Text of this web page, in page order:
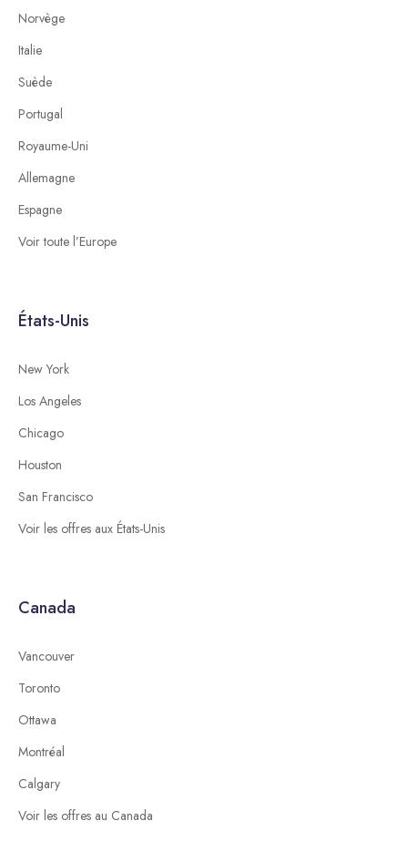
Norvège
Italie
Suède
Portugal
Royaume-Uni
Allemagne
Espagne
Voir toute l’Europe
États-Unis
New York
Los Angeles
Chicago
Houston
San Francisco
Voir les offres aux États-Unis
Canada
Vancouver
Toronto
Ottawa
Montréal
Calgary
Voir les offres au Canada